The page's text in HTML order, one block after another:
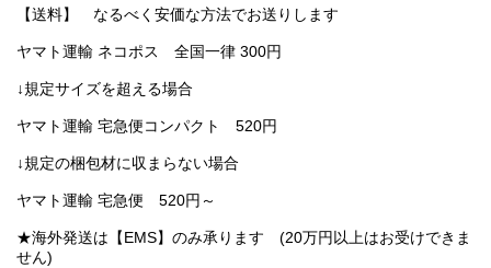
【送料】 なるべく安価な方法でお送りします
ヤマト運輸 ネコポス 全国一律 300円
↓規定サイズを超える場合
ヤマト運輸 宅急便コンパクト 520円
↓規定の梱包材に収まらない場合
ヤマト運輸 宅急便 520円～
★海外発送は【EMS】のみ承ります (20万円以上はお受けできま
せん)